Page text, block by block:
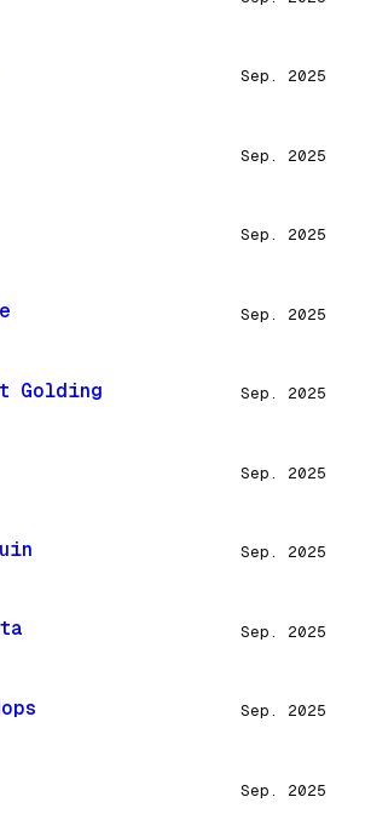
Sep. 2025
Sep. 2025
Sep. 2025
Sep. 2025
Golding Sep. 2025
Sep. 2025
Sep. 2025
Sep. 2025
Sep. 2025
Sep. 2025